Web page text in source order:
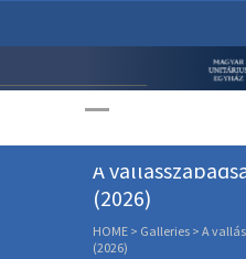
A
(2026)
HOME > Galleries > A
(2026)